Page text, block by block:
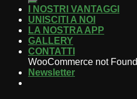
I NOSTRI VANTAGGI
UNISCITI A NOI
LA NOSTRA APP
GALLERY
CONTATTI
WooCommerce not Found
Newsletter